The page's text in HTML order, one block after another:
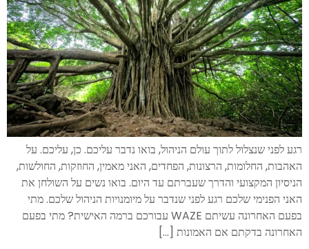
רגע לפני שנצלול לתוך עולם הניהול, בואו נדבר עליכם. כן, עליכם. על
האהבות, החלומות, הרצונות, הפחדים, האני מאמין, החוזקות, החולשות,
הניסיון המקצועי והדרך שעברתם עד היום. בואו נשים על השולחן את
האני הפנימי שלכם רגע לפני שנדבר על מיומנויות הניהול שלכם. מתי
בפעם האחרונה עשיתם WAZE עבורכם ברמה האישית? מתי בפעם
האחרונה בדקתם אם האמונות […]